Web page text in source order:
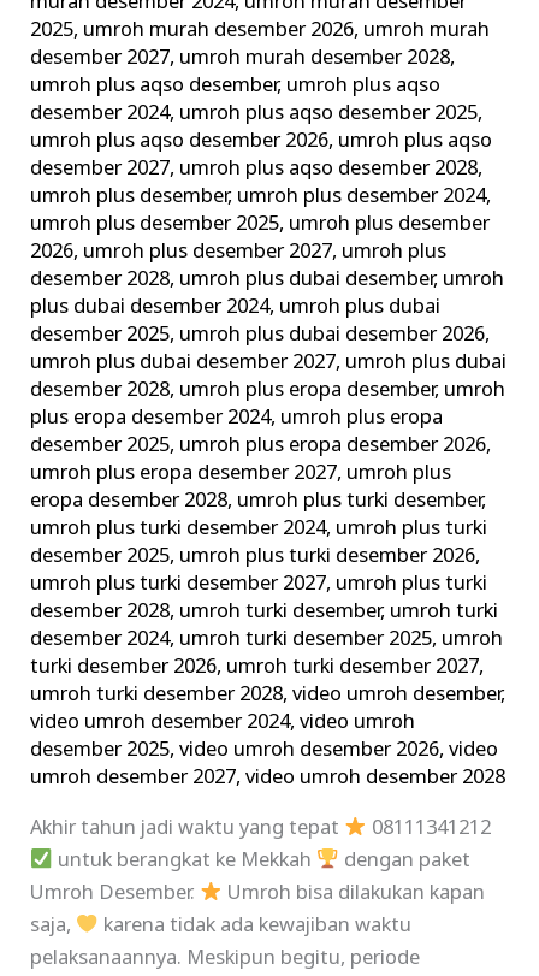
2025, umroh murah desember 2026, umroh murah
desember 2027, umroh murah desember 2028,
umroh plus aqso desember, umroh plus aqso
desember 2024, umroh plus aqso desember 2025,
umroh plus aqso desember 2026, umroh plus aqso
desember 2027, umroh plus aqso desember 2028,
umroh plus desember, umroh plus desember 2024,
umroh plus desember 2025, umroh plus desember
2026, umroh plus desember 2027, umroh plus
desember 2028, umroh plus dubai desember, umroh
plus dubai desember 2024, umroh plus dubai
desember 2025, umroh plus dubai desember 2026,
umroh plus dubai desember 2027, umroh plus dubai
desember 2028, umroh plus eropa desember, umroh
plus eropa desember 2024, umroh plus eropa
desember 2025, umroh plus eropa desember 2026,
umroh plus eropa desember 2027, umroh plus
eropa desember 2028, umroh plus turki desember,
umroh plus turki desember 2024, umroh plus turki
desember 2025, umroh plus turki desember 2026,
umroh plus turki desember 2027, umroh plus turki
desember 2028, umroh turki desember, umroh turki
desember 2024, umroh turki desember 2025, umroh
turki desember 2026, umroh turki desember 2027,
umroh turki desember 2028,video umroh desember,
video umroh desember 2024,video umroh
desember 2025,video umroh desember 2026,video
umroh desember 2027,video umroh desember 2028
Akhir tahun jadi waktu yang tepat
08111341212
untuk berangkat ke Mekkah
dengan paket
Umroh Desember.
Umroh bisa dilakukan kapan
saja,
karena tidak ada kewajiban waktu
pelaksanaannya. Meskipun begitu, periode